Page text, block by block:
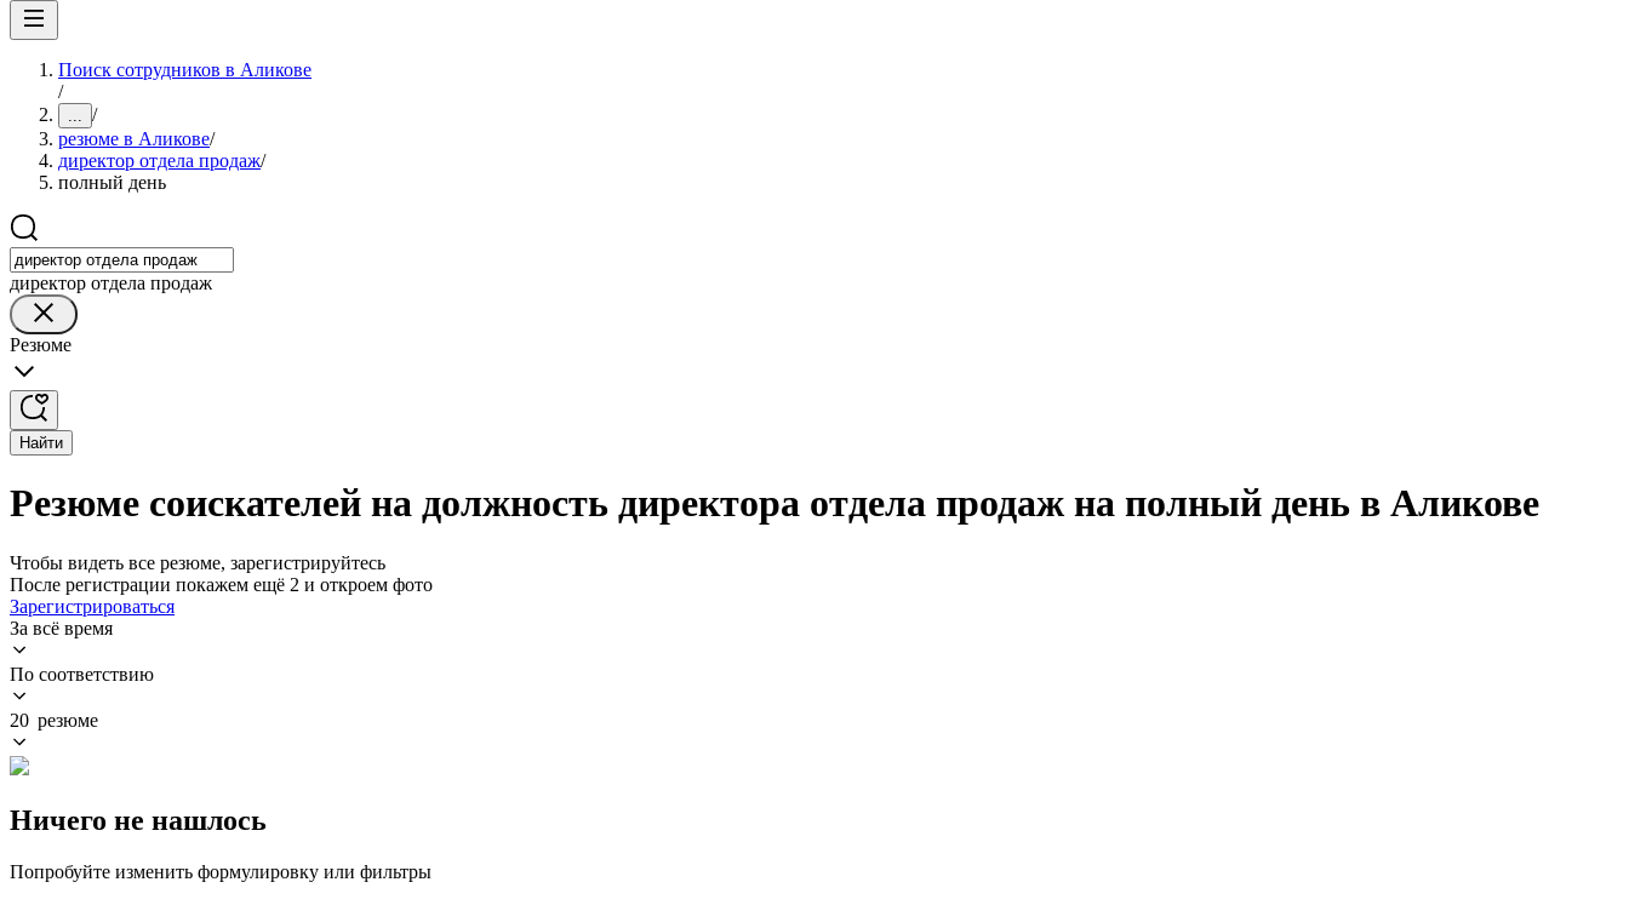
Поиск сотрудников в Аликове
/
... /
резюме в Аликове/
директор отдела продаж/
полный день
директор отдела продаж
Резюме
Найти
Резюме соискателей на должность директора отдела продаж на полный день в Аликове
Чтобы видеть все резюме, зарегистрируйтесь
После регистрации покажем ещё 2 и откроем фото
Зарегистрироваться
За всё время
По соответствию
20 резюме
Ничего не нашлось
Попробуйте изменить формулировку или фильтры